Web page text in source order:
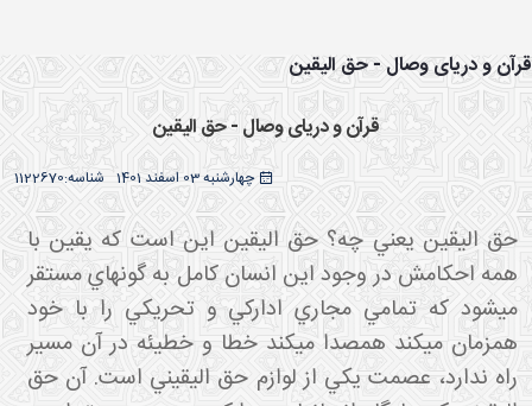
موضوعی - سایت استاد مرتضی جوادی آملی
و دریای وصال - حق الیقین
قرآن و دریای وصال - حق الیقین
چهارشنبه 03 اسفند 1401 1122670شناسه:
حق اليقين يعني چه؟ حق اليقين اين است که يقين با
همه احکامش در وجود اين انسان کامل به گونه اي مستقر
مي شود که تمامي مجاري ادارکي و تحريکي را با خود
همزمان مي کند همصدا مي کند خطا و خطيئه در آن مسير
راه ندارد، عصمت يکي از لوازم حق اليقيني است. آن حق